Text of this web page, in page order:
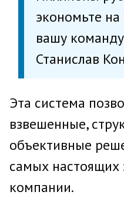
экономьте на
вашу
Станислав
Эта система
взвешенные,
объективные
самых настоящих
компании.